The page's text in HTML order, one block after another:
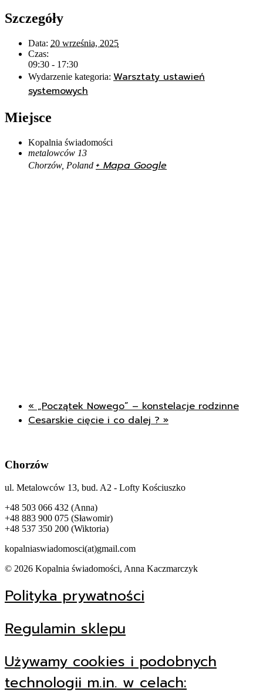
Szczegóły
Data: 20 września, 2025
Czas:
09:30 - 17:30
Wydarzenie kategoria: Warsztaty ustawień
systemowych
Miejsce
Kopalnia świadomości
metalowców 13
Chorzów, Poland + Mapa Google
«„Początek Nowego” – konstelacje rodzinne
Cesarskie cięcie i co dalej ?»
Chorzów
ul. Metalowców 13, bud. A2 - Lofty Kościuszko
+48 503 066 432 (Anna)
+48 883 900 075 (Sławomir)
+48 537 350 200 (Wiktoria)
kopalniaswiadomosci(at)gmail.com
© 2026 Kopalnia świadomości, Anna Kaczmarczyk
Polityka prywatności
Regulamin sklepu
Używamy cookies i podobnych
technologii m.in. w celach: